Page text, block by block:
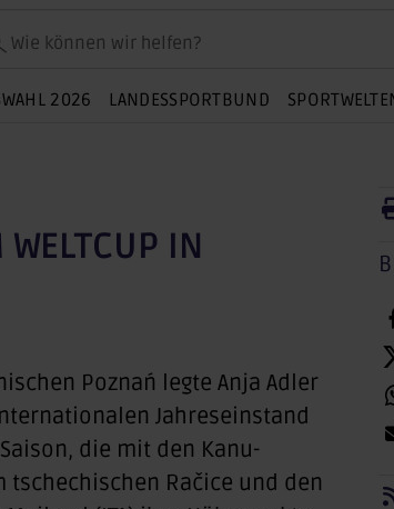
Wie können wir helfen?
2026 LANDESSPORTBUND
IN
Poznań legte Anja Adler
Jahreseinstand
die mit den Kanu-
tschechischen Račice und den